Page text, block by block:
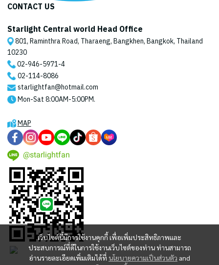
เว็บไซต์นี้มีการใช้งานคุกกี้ เพื่อเพิ่มประสิทธิภาพและ
ประสบการณ์ที่ดีในการใช้งานเว็บไซต์ของท่าน ท่านสามารถ
อ่านรายละเอียดเพิ่มเติมได้ที่ นโยบายความเป็นส่วนตัว and
CONTACT US
Starlight Central world Head Office
801, Raminthra Road, Tharaeng, Bangkhen, Bangkok, Thailand
10230
02-946-5971-4
02-114-8086
starlightfan@hotmail.com
Mon-Sat 8:00AM-5:00PM.
MAP
@starlightfan